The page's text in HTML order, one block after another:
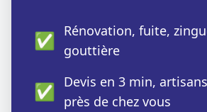
✅ Rénovation, fuite,
gouttière
✅ Devis en 3 min,
près de chez vous